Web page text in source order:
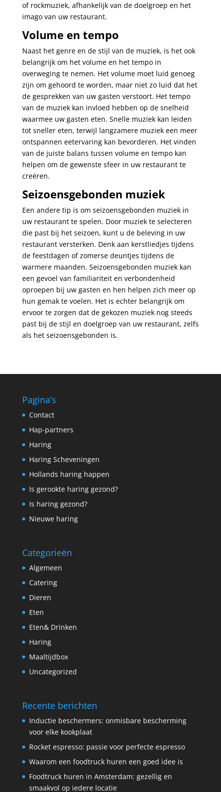
of rockmuziek, afhankelijk van de doelgroep en het
imago van uw restaurant.
Volume en tempo
Naast het genre en de stijl van de muziek, is het ook
belangrijk om het volume en het tempo in
overweging te nemen. Het volume moet luid genoeg
zijn om gehoord te worden, maar niet zo luid dat het
de gesprekken van uw gasten verstoort. Het tempo
van de muziek kan invloed hebben op de snelheid
waarmee uw gasten eten. Snelle muziek kan leiden
tot sneller eten, terwijl langzamere muziek een meer
ontspannen eetervaring kan bevorderen. Het vinden
van de juiste balans tussen volume en tempo kan
helpen om de gewenste sfeer in uw restaurant te
creëren.
Seizoensgebonden muziek
Een andere tip is om seizoensgebonden muziek in
uw restaurant te spelen. Door muziek te selecteren
die past bij het seizoen, kunt u de beleving in uw
restaurant versterken. Denk aan kerstliedjes tijdens
de feestdagen of zomerse deuntjes tijdens de
warmere maanden. Seizoensgebonden muziek kan
een gevoel van familiariteit en verbondenheid
oproepen bij uw gasten en hen helpen zich meer op
hun gemak te voelen. Het is echter belangrijk om
ervoor te zorgen dat de gekozen muziek nog steeds
past bij de stijl en doelgroep van uw restaurant, zelfs
als het seizoensgebonden is.
Pagina’s
Contact
Hap-partners
Haring
Haring Scheveningen
Hollands haring happen
Is gerookte haring gezond?
Is haring gezond?
Nieuwe haring
Categorieën
Algemeen
Catering
Dieren
Eten
Eten& Drinken
Haring
Maaltijdbox
Uncategorized
Recente berichten
Inductie beschermers: onmisbare bescherming
voor elke kookplaat
Rocket espresso: passie voor perfecte espresso
Waarom een foodtruck huren een goed idee is
Foodtruck huren in Amsterdam: gezellig en
smaakvol op iedere locatie